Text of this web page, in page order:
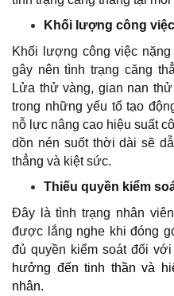
Khối lượng công
Khối lượng công việc
gây nên tình trạng căng
Lửa thử vàng, gian nan
trong những yếu tố tạo
nỗ lực nâng cao hiệu suất
dồn nén suốt thời dài sẽ
thẳng và kiệt sức.
Thiếu quyền kiểm
Đây là tình trạng nhân
được lắng nghe khi đóng
đủ quyền kiểm soát đối
hưởng đến tinh thần và
nhân.